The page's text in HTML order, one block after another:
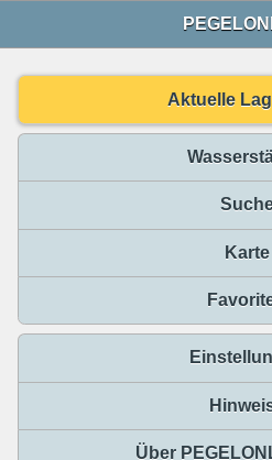
Aktuelle
Karte
Über